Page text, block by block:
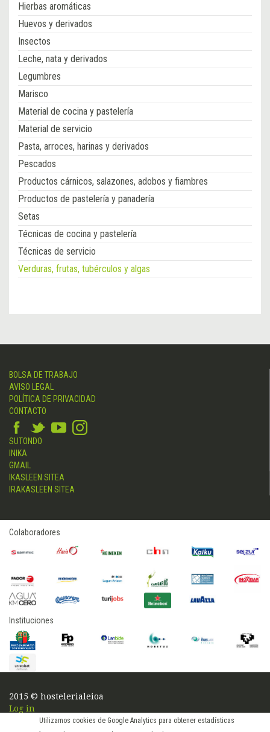
Utilizamos cookies de Google Analytics para obtener estadísticas
Hierbas aromáticas
Huevos y derivados
Insectos
Leche, nata y derivados
Legumbres
Marisco
Material de cocina y pastelería
Material de servicio
Pasta, arroces, harinas y derivados
Pescados
Productos cárnicos, salazones, adobos y fiambres
Productos de pastelería y panadería
Setas
Técnicas de cocina y pastelería
Técnicas de servicio
Verduras, frutas, tubérculos y algas
BOLSA DE TRABAJO
AVISO LEGAL
POLÍTICA DE PRIVACIDAD
CONTACTO
SUTONDO
INIKA
GMAIL
IKASLEEN SITEA
IRAKASLEEN SITEA
Colaboradores
Instituciones
2015 © hostelerialeioa
Log in